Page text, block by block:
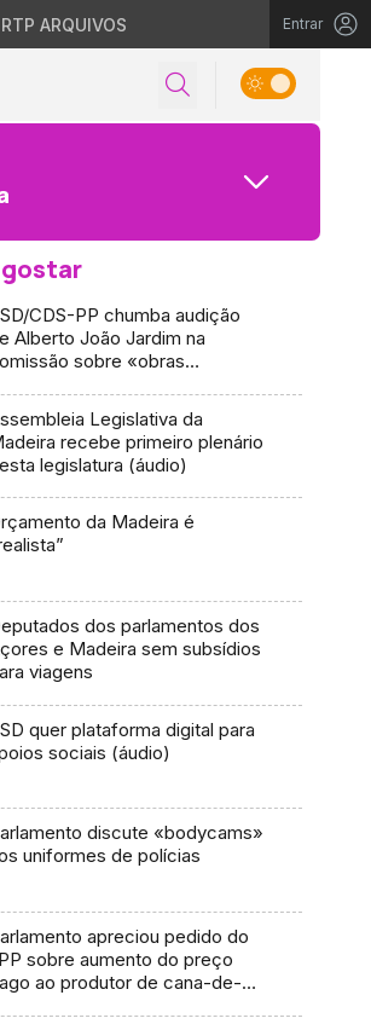
RTP ARQUIVOS Entrar
gostar
CDS-PP chumba audição
Alberto João Jardim na
sobre «obras
Legislativa da
recebe primeiro plenário
legislatura (áudio)
da Madeira é
dos parlamentos dos
e Madeira sem subsídios
viagens
quer plataforma digital para
sociais (áudio)
discute «bodycams»
uniformes de polícias
apreciou pedido do
sobre aumento do preço
ao produtor de cana-de-